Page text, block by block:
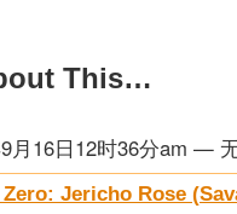
This…
月16日12时36分am —
Jericho Rose